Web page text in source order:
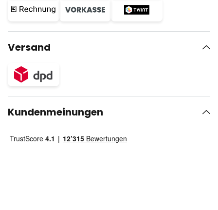
Versand
Kundenmeinungen